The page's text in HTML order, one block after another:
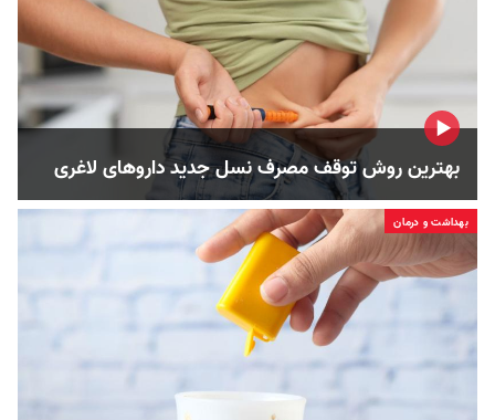
بهترین روش توقف مصرف نسل جدید داروهای لاغری
بهداشت و درمان